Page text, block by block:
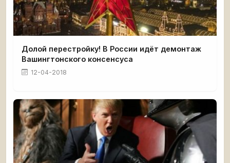
Долой перестройку! В России идёт демонтаж
Вашингтонского консенсуса
12-04-2018